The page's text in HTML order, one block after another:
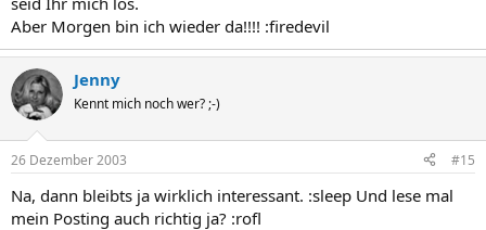
Aber Morgen bin ich wieder da!!!! :firedevil
Jenny
Kennt mich noch wer? ;-)
26 Dezember 2003 #15
Na, dann bleibts ja wirklich interessant. :sleep Und lese mal
mein Posting auch richtig ja? :rofl